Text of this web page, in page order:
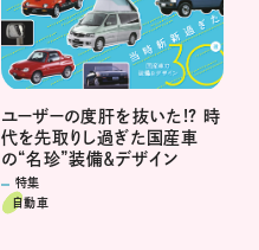
ユーザーの度肝を抜いた!? 時
代を先取りし過ぎた国産車
の“名珍”装備＆デザイン
特集
自動車